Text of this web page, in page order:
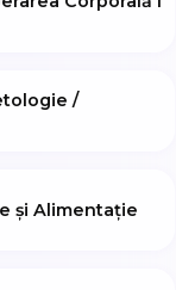
/
și Alimentație